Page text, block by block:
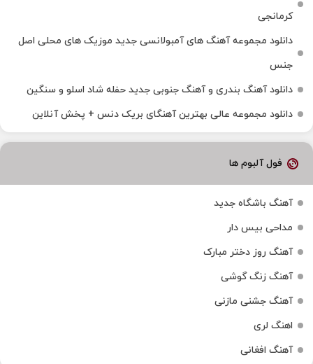
کرمانجی
دانلود مجموعه آهنگ های آمبولانسی جدید موزیک های محلی اصل
جنس
دانلود آهنگ بندری و آهنگ جنوبی جدید حفله شاد اسلو و سنگین
دانلود مجموعه عالی بهترین آهنگای بریک دنس + پخش آنلاین
فول آلبوم ها
آهنگ باشگاه جدید
مداحی بیس دار
آهنگ روز دختر مبارک
آهنگ زنگ گوشی
آهنگ جشنی مازنی
اهنگ لری
آهنگ افغانی